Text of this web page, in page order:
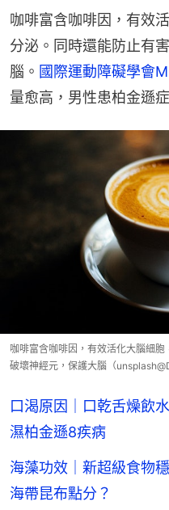
咖啡富含咖啡因，有效
分泌。同時還能防止有
腦。 國際運動障礙學會
量愈高，男性患柏金遜
咖啡富含咖啡因，有效活化大腦細
破壞神經元，保護大腦（
口渴原因｜口乾舌燥飲
濕柏金遜8疾病
海藻功效｜新超級食物
海帶昆布點分？